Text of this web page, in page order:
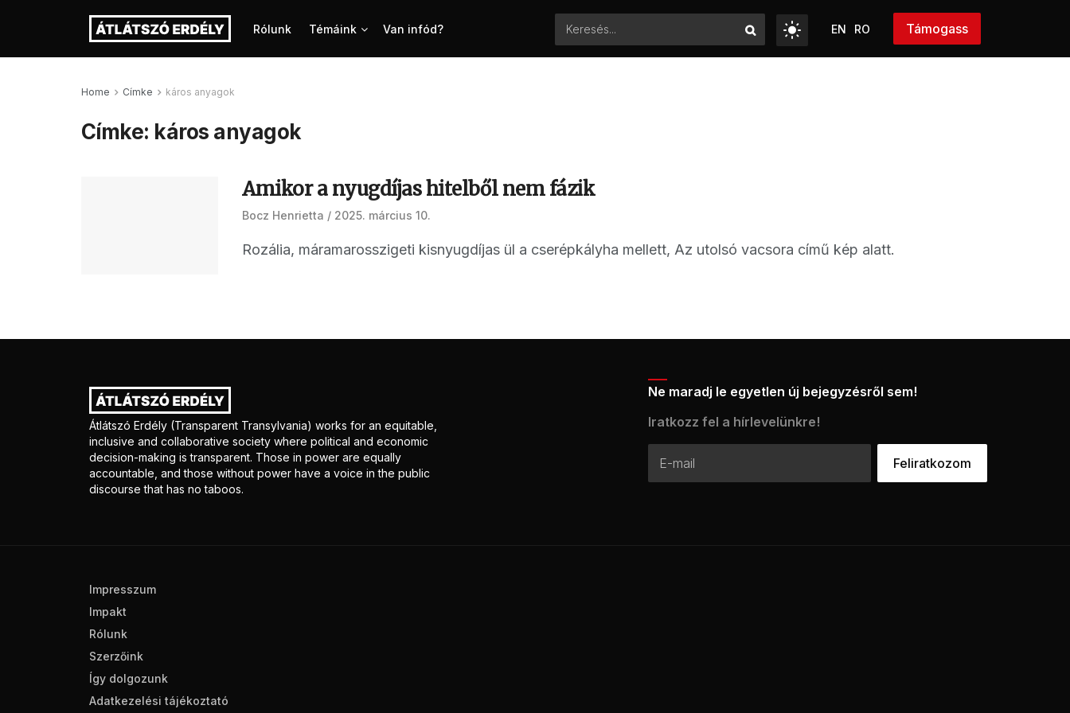
Rólunk Témáink Van infód? EN RO Támogass
Home Címke káros anyagok
Címke: káros anyagok
Amikor a nyugdíjas hitelből nem fázik
Bocz Henrietta 2025. március 10.
Rozália, máramarosszigeti kisnyugdíjas ül a cserépkályha mellett, Az utolsó vacsora című kép alatt.
Átlátszó Erdély (Transparent Transylvania) works for an equitable,
inclusive and collaborative society where political and economic
decision-making is transparent. Those in power are equally
accountable, and those without power have a voice in the public
discourse that has no taboos.
Ne maradj le egyetlen új bejegyzésről sem!
Iratkozz fel a hírlevelünkre!
Impresszum
Impakt
Rólunk
Szerzőink
Így dolgozunk
Adatkezelési tájékoztató